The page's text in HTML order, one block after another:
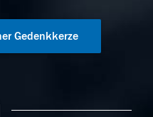
Gedenkkerze